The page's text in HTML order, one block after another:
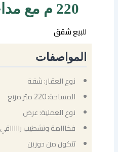
220 م مع مداخل مستقلة
للبيع شقق
المواصفات
نوع العقار: شقة
المساحة: 220 متر مربع
نوع العملية: عرض
فخااامة وتشطيب راااااقي
تتكون من دورين